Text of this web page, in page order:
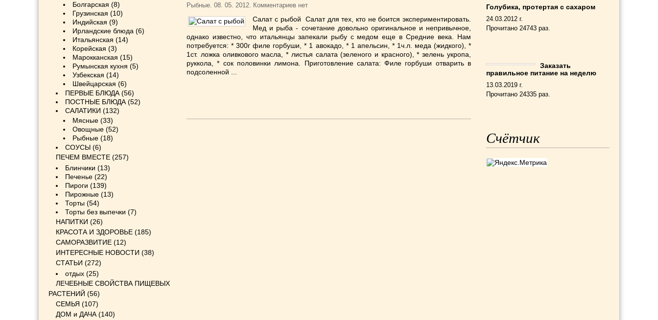
Рыбные. 08. 05. 2012. Комментариев нет
Салат с рыбой Салат для тех, кто не боится экспериментировать.
Мед и рыба - сочетание довольно оригинальное и непривычное,
однако известно, что итальянцы запекали рыбу с медом еще в Средние века. Нам
потребуется: * 300г филе горбуши, * 1 авокадо, * 1 апель­син, * 1ч.л. меда (жидкого), *
1ст. ложка оливкового мас­ла, * листья сала­та (зеленого и красного), * зелень укропа,
руккола, * сок половинки лимона. Приготовление салата: Филе горбуши отварить в
подсоленной ...
Болгарская (8)
Грузинская (10)
Индийская (9)
Ирландские блюда (6)
Итальянская (14)
Корейская (3)
Марокканская (15)
Румынская кухня (5)
Узбекская (14)
Швейцарская (6)
ПЕРВЫЕ БЛЮДА (56)
ПОСТНЫЕ БЛЮДА (52)
САЛАТИКИ (132)
Мясные (33)
Овощные (52)
Рыбные (18)
СОУСЫ (6)
ПЕЧЕМ ВМЕСТЕ (257)
Блинчики (13)
Печенье (22)
Пироги (139)
Пирожные (13)
Торты (54)
Торты без выпечки (7)
НАПИТКИ (26)
КРАСОТА И ЗДОРОВЬЕ (185)
САМОРАЗВИТИЕ (12)
ИНТЕРЕСНЫЕ НОВОСТИ (38)
СТАТЬИ (272)
отдых (25)
ЛЕЧЕБНЫЕ СВОЙСТВА ПИЩЕВЫХ
РАСТЕНИЙ (56)
СЕМЬЯ (107)
ДОМ и ДАЧА (140)
Голубика, протертая с сахаром
24.03.2012 г.
Прочитано 24743 раз.
Заказать
правильное питание на неделю
13.03.2019 г.
Прочитано 24335 раз.
Счётчик